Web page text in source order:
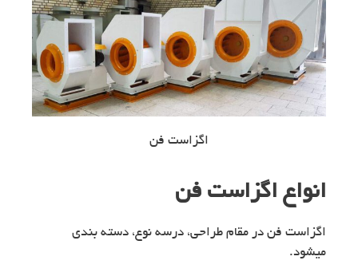
اگزاست فن
انواع اگزاست فن
اگزاست فن در مقام طراحی، درسه نوع، دسته بندی
میشود.